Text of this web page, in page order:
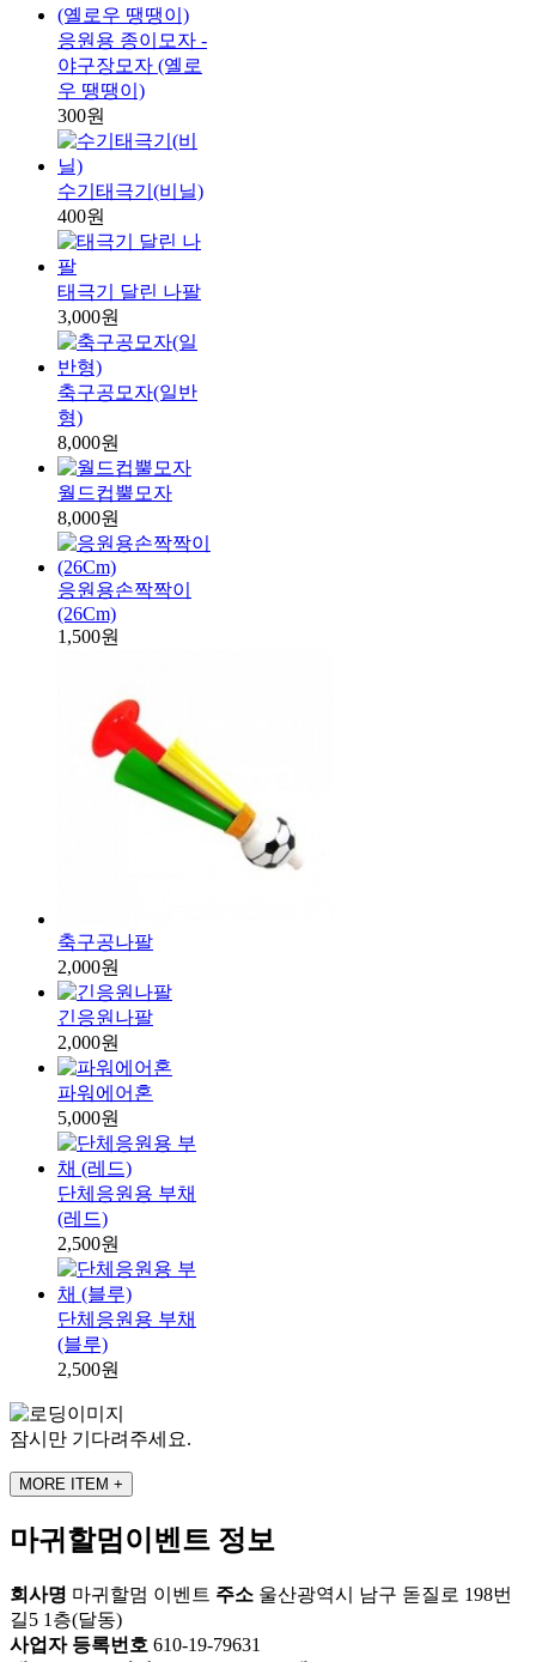
응원용 종이모자 -
야구장모자 (옐로
우 땡땡이)
300원
수기태극기(비닐)
400원
태극기 달린 나팔
3,000원
축구공모자(일반
형)
8,000원
월드컵뿔모자
8,000원
응원용손짝짝이
(26Cm)
1,500원
축구공나팔
2,000원
긴응원나팔
2,000원
파워에어혼
5,000원
단체응원용 부채
(레드)
2,500원
단체응원용 부채
(블루)
2,500원
잠시만 기다려주세요.
MORE ITEM +
마귀할멈이벤트 정보
회사명 마귀할멈 이벤트 주소 울산광역시 남구 돋질로 198번
길5 1층(달동)
사업자 등록번호 610-19-79631